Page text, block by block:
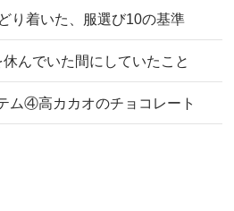
り着いた、服選び10の基準
んでいた間にしていたこと
ム④高カカオのチョコレート